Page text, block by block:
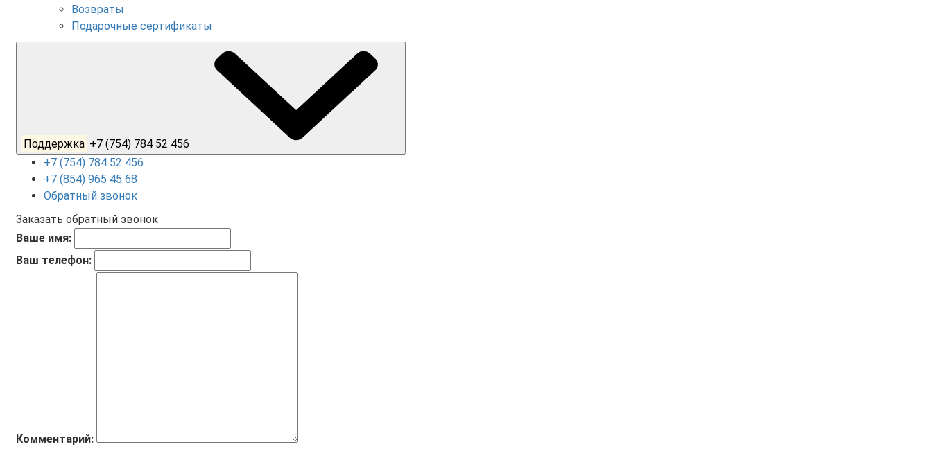
Возвраты
Подарочные сертификаты
Поддержка +7 (754) 784 52 456
+7 (754) 784 52 456
+7 (854) 965 45 68
Обратный звонок
Заказать обратный звонок
Ваше имя:
Ваш телефон:
Комментарий: